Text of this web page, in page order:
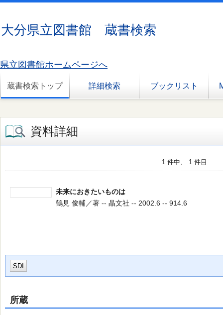
大分県立図書館 蔵書検索
県立図書館ホームページへ
蔵書検索トップ 詳細検索 ブックリスト
資料詳細
1 件中、 1 件目
未来におきたいものは
鶴見 俊輔／著 -- 晶文社 -- 2002.6 -- 914.6
SDI
所蔵